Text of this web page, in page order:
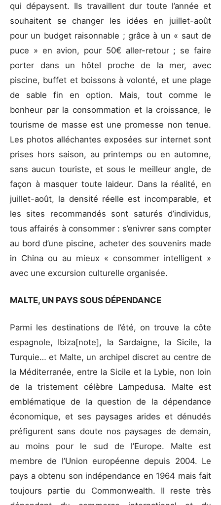
qui dépaysent. Ils travaillent dur toute l’année et
souhaitent se changer les idées en juillet-août
pour un budget raisonnable ; grâce à un « saut de
puce » en avion, pour 50€ aller-retour ; se faire
porter dans un hôtel proche de la mer, avec
piscine, buffet et boissons à volonté, et une plage
de sable fin en option. Mais, tout comme le
bonheur par la consommation et la croissance, le
tourisme de masse est une promesse non tenue.
Les photos alléchantes exposées sur internet sont
prises hors saison, au printemps ou en automne,
sans aucun touriste, et sous le meilleur angle, de
façon à masquer toute laideur. Dans la réalité, en
juillet-août, la densité réelle est incomparable, et
les sites recommandés sont saturés d’individus,
tous affairés à consommer : s’enivrer sans compter
au bord d’une piscine, acheter des souvenirs made
in China ou au mieux « consommer intelligent »
avec une excursion culturelle organisée.
MALTE, UN PAYS SOUS DÉPENDANCE
Parmi les destinations de l’été, on trouve la côte
espagnole, Ibiza[note], la Sardaigne, la Sicile, la
Turquie… et Malte, un archipel discret au centre de
la Méditerranée, entre la Sicile et la Lybie, non loin
de la tristement célèbre Lampedusa. Malte est
emblématique de la question de la dépendance
économique, et ses paysages arides et dénudés
préfigurent sans doute nos paysages de demain,
au moins pour le sud de l’Europe. Malte est
membre de l’Union européenne depuis 2004. Le
pays a obtenu son indépendance en 1964 mais fait
toujours partie du Commonwealth. Il reste très